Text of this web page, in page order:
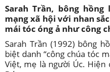
Sarah Trần, bông
mạng xã hội với nhan
mái tóc óng ả như công
Sarah Trần (1992) bông
biệt danh “công chúa tóc
Việt, mẹ là người Úc. Hiện